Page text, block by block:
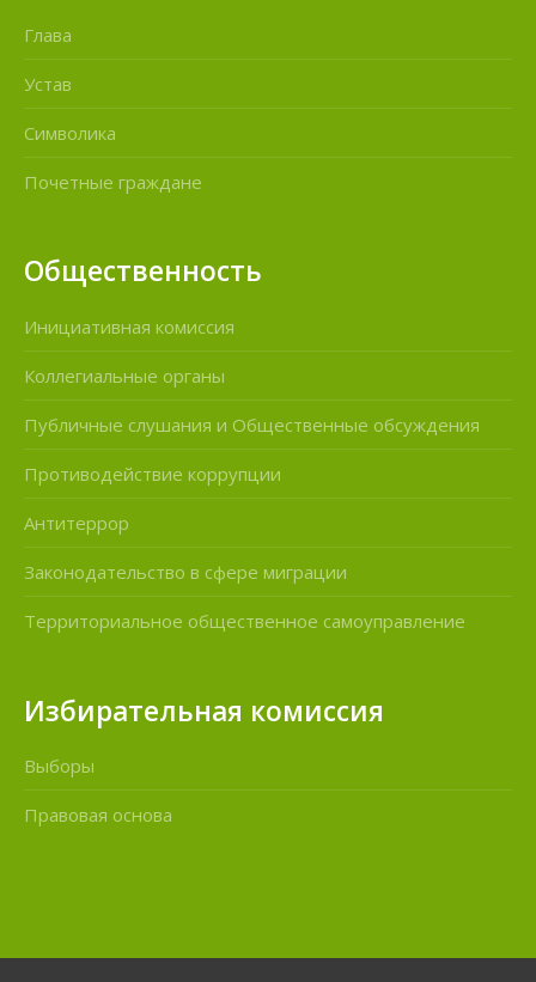
Глава
Устав
Символика
Почетные граждане
Общественность
Инициативная комиссия
Коллегиальные органы
Публичные слушания и Общественные обсуждения
Противодействие коррупции
Антитеррор
Законодательство в сфере миграции
Территориальное общественное самоуправление
Избирательная комиссия
Выборы
Правовая основа